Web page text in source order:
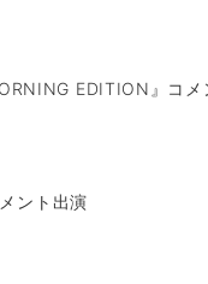
EDITION』コメ
ント出演